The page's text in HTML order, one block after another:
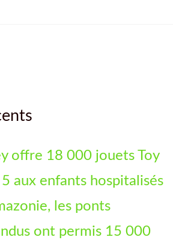
offre 18 000 jouets Toy
aux enfants hospitalisés
les ponts
ont permis 15 000